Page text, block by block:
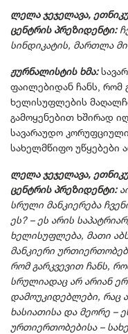
ლელა ჯეჯელავა,
ცენტრის პრეზიდენტი:
სინდიკატის, მართლა
ჟურნალისტის ხმა:
ფაილებიდან ჩანს, რომ
ხელისუფლების
გამოყენებით ხშირად
სავარაუდო კორუფციული
სახელმწიფო უწყებები
ლელა ჯეჯელავა,
ცენტრის პრეზიდენტი:
სრული მანკიერება
ეს? – ეს არის
ხელისუფლება, მათი
მანკიერი
რომ გარკვევით ჩანს,
სრულიადაც არ არიან
დამოუკიდებლები, რაც
ხასიათისა და მეორე –
ურთიერთობებისა –